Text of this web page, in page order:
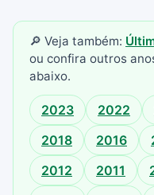
🔎 Veja também:
ou confira outros
abaixo.
2023 2022
2018
2016
2012
2011